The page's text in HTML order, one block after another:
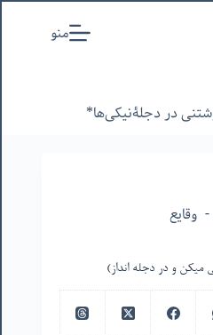
منو
در‌ دجلۀنیکی‌ها*
وقایع
میکن و در دجله انداز)